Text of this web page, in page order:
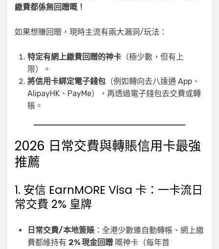
繳費都係無回贈嘅！
如果想賺回贈，現時主流有兩大漏洞/玩法：
特定有網上繳費回贈的神卡 （極少數，但有上
限）。
將信用卡綁定電子錢包 （例如轉向去八達通 App、
AlipayHK、PayMe），再透過電子錢包去交費或轉
賬。
2026 日常交費與轉賬信用卡最強
推薦
1. 安信 EarnMORE Visa 卡：一卡流日
常交費 2% 皇牌
日常交費/本地簽賬 ：全港少數連自動轉帳、網上繳
費都維持有 2% 現金回贈 嘅神卡（每年首